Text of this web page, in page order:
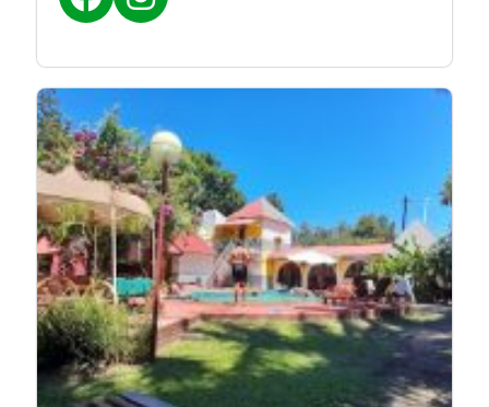
f
a
c
e
b
o
o
i
n
s
t
a
g
r